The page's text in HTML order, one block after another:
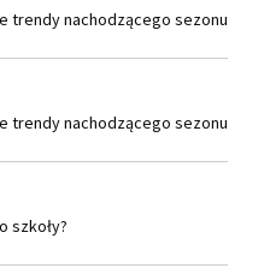
trendy nachodzącego sezonu
trendy nachodzącego sezonu
szkoły?